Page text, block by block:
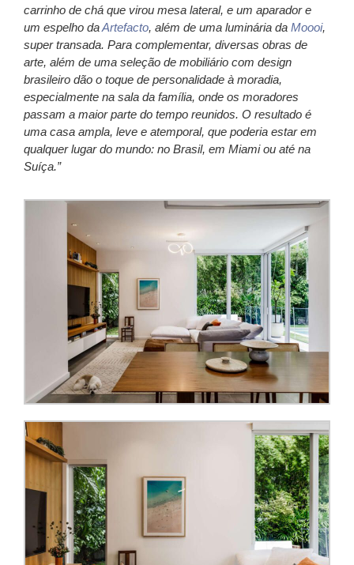
carrinho de chá que virou mesa lateral, e um aparador e
um espelho daArtefacto, além de uma luminária da Moooi,
super transada. Para complementar, diversas obras de
arte, além de uma seleção de mobiliário com design
brasileiro dão o toque de personalidade à moradia,
especialmente na sala da família, onde os moradores
passam a maior parte do tempo reunidos. O resultado é
uma casa ampla, leve e atemporal, que poderia estar em
qualquer lugar do mundo: no Brasil, em Miami ou até na
Suíça.”